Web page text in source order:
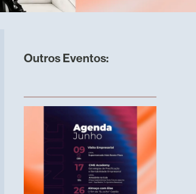
Outros Eventos: